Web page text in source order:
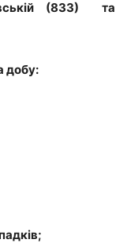
(833) та
добу: